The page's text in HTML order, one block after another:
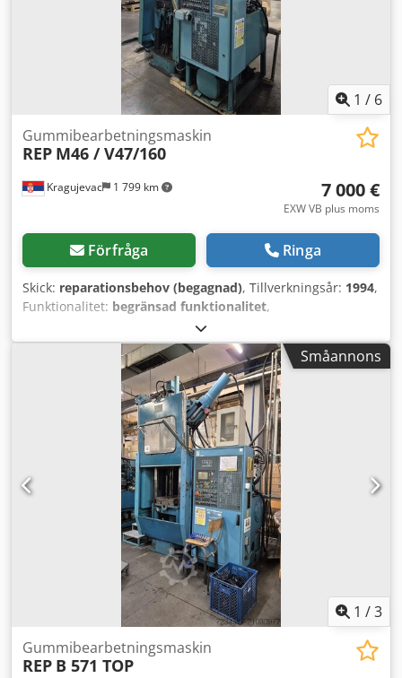
1 / 6
Kragujevac 1 799 km
Gummibearbetningsmaskin
REP M46 / V47/160
7 000 €
EXW VB plus moms
Förfråga Ringa
Skick: reparationsbehov (begagnad), Tillverkningsår: 1994,
Funktionalitet: begränsad funktionalitet,
466EIF712N14 /
V47Y10D94502002, klämkraft:1 800 kN, Två REP
formsprutor med plattmått 510 x 430 mm, låskraft 180 ton
och insprutningskapacitet 670 cm³. På den första maskinen
krävs reparation av kolven och byte av tätningar. På den
andra maskinen saknas hydraulikpump, tryckreglerventil
och styrkort till programmet. Dodpjyb Rw Ujfx Abvskr
Småannons
1 /3
Gummibearbetningsmaskin
REP B 571 TOP